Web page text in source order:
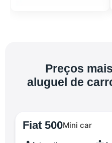
Preços
aluguel de
Fiat 500Mini car